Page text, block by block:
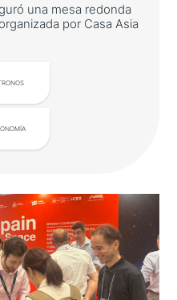
una mesa redonda
por Casa Asia
Exteriores
de
Pacífico en